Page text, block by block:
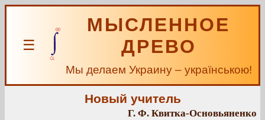
☰
МЫСЛЕННОЕ
ДРЕВО
Мы делаем Украину – українською!
Новый учитель
Г. Ф. Квитка-Основьяненко